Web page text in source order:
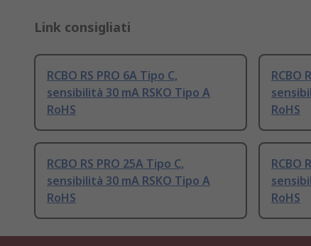
Link consigliati
RCBO RS PRO 6A Tipo C,
sensibilità 30 mA RSKO Tipo A
RoHS
RCBO
RoHS
RCBO RS PRO 25A Tipo C,
sensibilità 30 mA RSKO Tipo A
RoHS
RCBO
RoHS